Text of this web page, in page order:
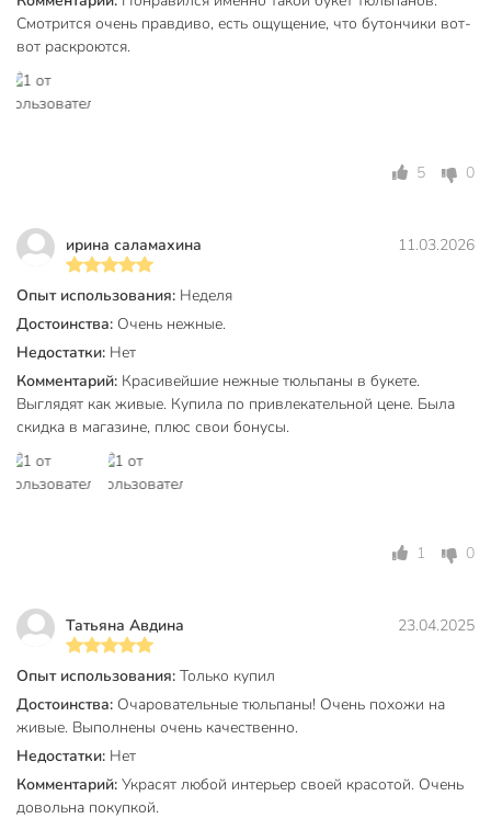
в гостиную
на балкон
на кухню
Стиль
классический
Вид цветка
Артикул производителя
Модель
Тюльпаны
Вес в упаковке
100 г
Габариты упаковки
Смотрится очень правдиво, есть ощущение, что бутончики вот-
вот раскроются.
5 0
ирина саламахина 11.03.2026
Опыт использования: Неделя
Достоинства: Очень нежные.
Недостатки: Нет
Комментарий: Красивейшие нежные тюльпаны в букете.
Выглядят как живые. Купила по привлекательной цене. Была
скидка в магазине, плюс свои бонусы.
1 0
Татьяна Авдина 23.04.2025
Опыт использования: Только купил
Достоинства: Очаровательные тюльпаны! Очень похожи на
живые. Выполнены очень качественно.
Недостатки: Нет
Комментарий: Украсят любой интерьер своей красотой. Очень
довольна покупкой.